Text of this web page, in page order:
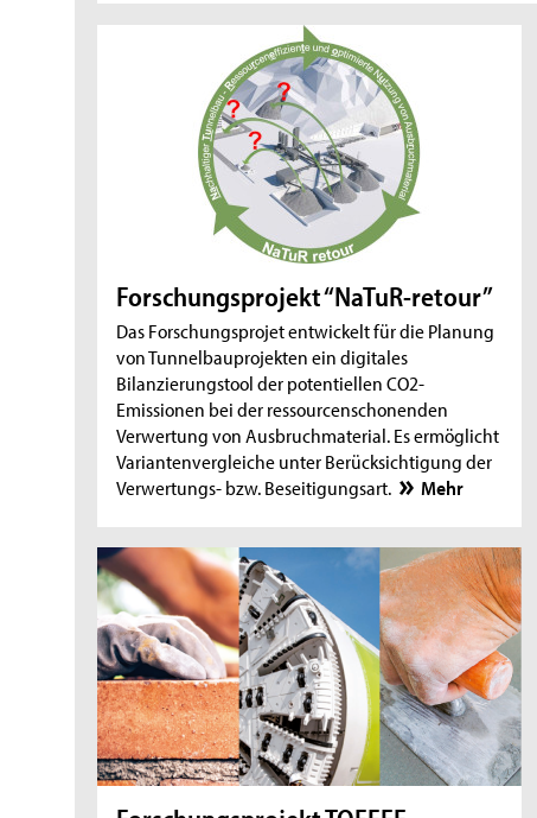
Forschungsprojekt “NaTuR-retour”
Das Forschungsprojet entwickelt für die Planung
von Tunnelbauprojekten ein digitales
Bilanzierungstool der potentiellen CO2-
Emissionen bei der ressourcenschonenden
Verwertung von Ausbruchmaterial. Es ermöglicht
Variantenvergleiche unter Berücksichtigung der
Verwertungs- bzw. Beseitigungsart.
Mehr